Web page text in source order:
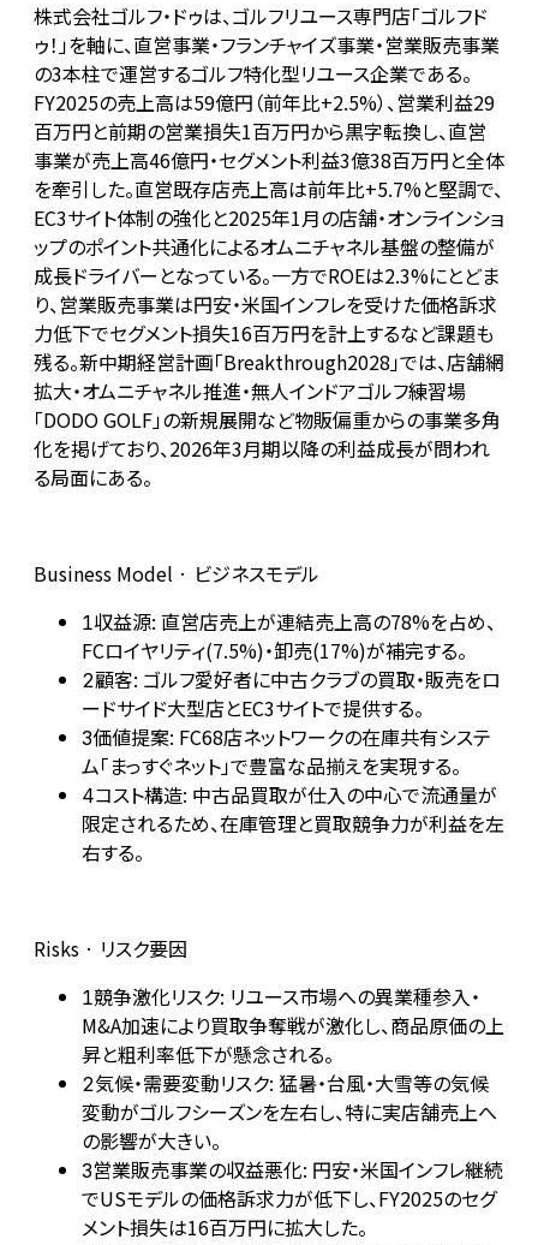
株式会社ゴルフ・ドゥは、ゴルフリユース専門店「ゴルフド
ゥ！」を軸に、直営事業・フランチャイズ事業・営業販売事業
の3本柱で運営するゴルフ特化型リユース企業である。
FY2025の売上高は59億円（前年比+2.5%）、営業利益29
百万円と前期の営業損失1百万円から黒字転換し、直営
事業が売上高46億円・セグメント利益3億38百万円と全体
を牽引した。直営既存店売上高は前年比+5.7%と堅調で、
EC3サイト体制の強化と2025年1月の店舗・オンラインショ
ップのポイント共通化によるオムニチャネル基盤の整備が
成長ドライバーとなっている。一方でROEは2.3%にとどま
り、営業販売事業は円安・米国インフレを受けた価格訴求
力低下でセグメント損失16百万円を計上するなど課題も
残る。新中期経営計画「Breakthrough2028」では、店舗網
拡大・オムニチャネル推進・無人インドアゴルフ練習場
「DODO GOLF」の新規展開など物販偏重からの事業多角
化を掲げており、2026年3月期以降の利益成長が問われ
る局面にある。
Business Model · ビジネスモデル
1収益源: 直営店売上が連結売上高の78%を占め、
FCロイヤリティ(7.5%)・卸売(17%)が補完する。
2顧客: ゴルフ愛好者に中古クラブの買取・販売をロ
ードサイド大型店とEC3サイトで提供する。
3価値提案: FC68店ネットワークの在庫共有システ
ム「まっすぐネット」で豊富な品揃えを実現する。
4コスト構造: 中古品買取が仕入の中心で流通量が
限定されるため、在庫管理と買取競争力が利益を左
右する。
Risks · リスク要因
1競争激化リスク: リユース市場への異業種参入・
M&A加速により買取争奪戦が激化し、商品原価の上
昇と粗利率低下が懸念される。
2気候・需要変動リスク: 猛暑・台風・大雪等の気候
変動がゴルフシーズンを左右し、特に実店舗売上へ
の影響が大きい。
3営業販売事業の収益悪化: 円安・米国インフレ継続
でUSモデルの価格訴求力が低下し、FY2025のセグ
メント損失は16百万円に拡大した。